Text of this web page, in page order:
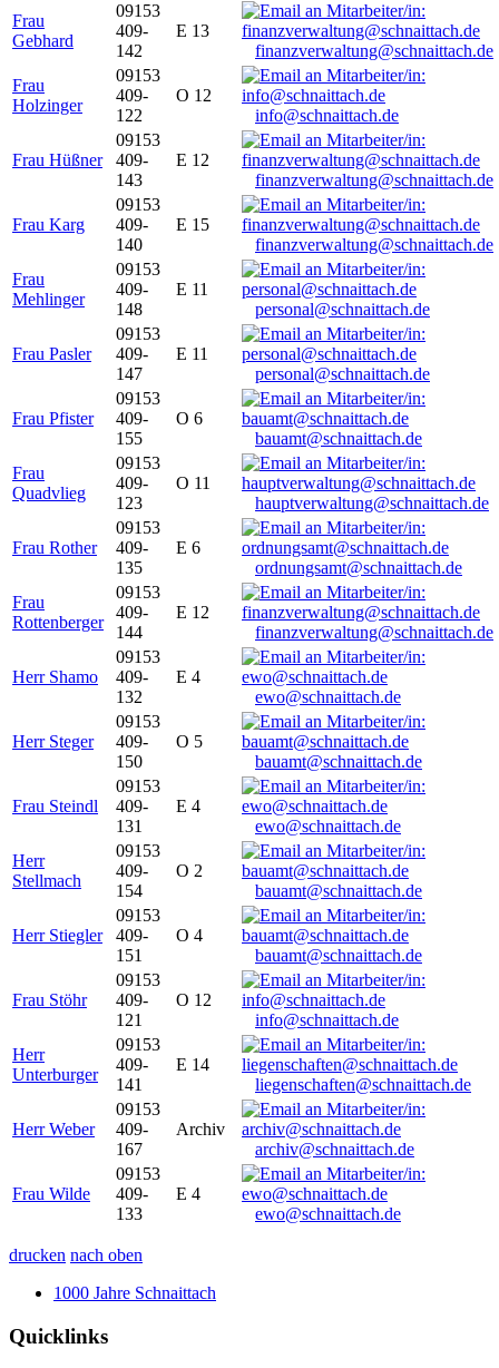
Frau
Gebhard
09153
409-
142
E 13
finanzverwaltung@schnaittach.de
Frau
Holzinger
09153
409-
122
O 12
info@schnaittach.de
Frau Hüßner
09153
409-
143
E 12
finanzverwaltung@schnaittach.de
Frau Karg
09153
409-
140
E 15
finanzverwaltung@schnaittach.de
Frau
Mehlinger
09153
409-
148
E 11
personal@schnaittach.de
Frau Pasler
09153
409-
147
E 11
personal@schnaittach.de
Frau Pfister
09153
409-
155
O 6
bauamt@schnaittach.de
Frau
Quadvlieg
09153
409-
123
O 11
hauptverwaltung@schnaittach.de
Frau Rother
09153
409-
135
E 6
ordnungsamt@schnaittach.de
Frau
Rottenberger
09153
409-
144
E 12
finanzverwaltung@schnaittach.de
Herr Shamo
09153
409-
132
E 4
ewo@schnaittach.de
Herr Steger
09153
409-
150
O 5
bauamt@schnaittach.de
Frau Steindl
09153
409-
131
E 4
ewo@schnaittach.de
Herr
Stellmach
09153
409-
154
O 2
bauamt@schnaittach.de
Herr Stiegler
09153
409-
151
O 4
bauamt@schnaittach.de
Frau Stöhr
09153
409-
121
O 12
info@schnaittach.de
Herr
Unterburger
09153
409-
141
E 14
liegenschaften@schnaittach.de
Herr Weber
09153
409-
167
Archiv
archiv@schnaittach.de
Frau Wilde
09153
409-
133
E 4
ewo@schnaittach.de
drucken nach oben
1000 Jahre Schnaittach
Quicklinks